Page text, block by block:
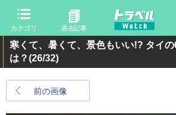
カテゴリ 過去記事
寒くて、暑くて、景色もいい!? タイ
は？(26/32)
前の画像